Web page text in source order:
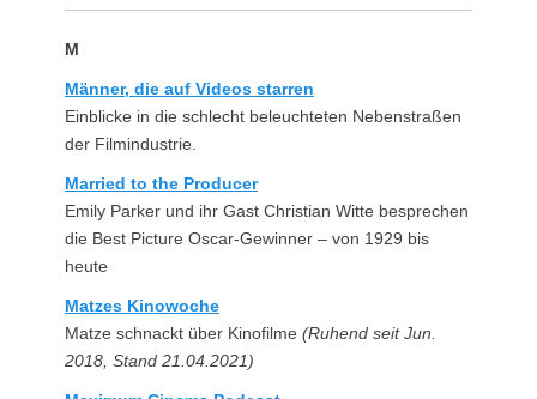
M
Männer, die auf Videos starren
Einblicke in die schlecht beleuchteten Nebenstraßen
der Filmindustrie.
Married to the Producer
Emily Parker und ihr Gast Christian Witte besprechen
die Best Picture Oscar-Gewinner – von 1929 bis
heute
Matzes Kinowoche
Matze schnackt über Kinofilme (Ruhend seit Jun.
2018, Stand 21.04.2021)